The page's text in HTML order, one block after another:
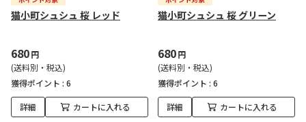
猫小町シュシュ 桜 レッド
680円
(送料別・税込)
獲得ポイント : 6
詳細 カートに入れる
猫小町シュシュ 桜 グリーン
680円
(送料別・税込)
獲得ポイント : 6
詳細 カートに入れる